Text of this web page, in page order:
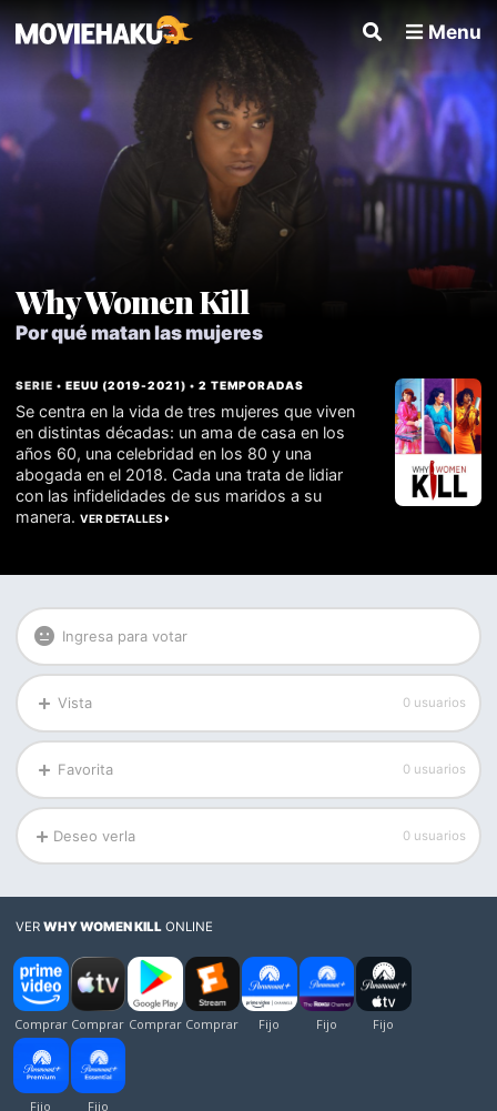
Menu
Why Women Kill
Por qué matan las mujeres
SERIE •EEUU (2019-2021) •2 TEMPORADAS
Se centra en la vida de tres mujeres que viven
en distintas décadas: un ama de casa en los
años 60, una celebridad en los 80 y una
abogada en el 2018. Cada una trata de lidiar
con las infidelidades de sus maridos a su
manera.VER DETALLES
Ingresa para votar
Vista 0 usuarios
Favorita 0 usuarios
Deseo verla 0 usuarios
VERWHY WOMEN KILL ONLINE